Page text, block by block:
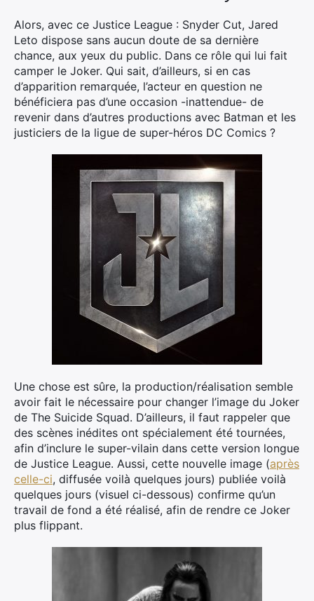
Alors, avec ce Justice League : Snyder Cut, Jared
Leto dispose sans aucun doute de sa dernière
chance, aux yeux du public. Dans ce rôle qui lui fait
camper le Joker. Qui sait, d’ailleurs, si en cas
d’apparition remarquée, l’acteur en question ne
bénéficiera pas d’une occasion -inattendue- de
revenir dans d’autres productions avec Batman et les
justiciers de la ligue de super-héros DC Comics ?
Une chose est sûre, la production/réalisation semble
avoir fait le nécessaire pour changer l’image du Joker
de The Suicide Squad. D’ailleurs, il faut rappeler que
des scènes inédites ont spécialement été tournées,
afin d’inclure le super-vilain dans cette version longue
de Justice League. Aussi, cette nouvelle image (après
celle-ci, diffusée voilà quelques jours) publiée voilà
quelques jours (visuel ci-dessous) confirme qu’un
travail de fond a été réalisé, afin de rendre ce Joker
plus flippant.